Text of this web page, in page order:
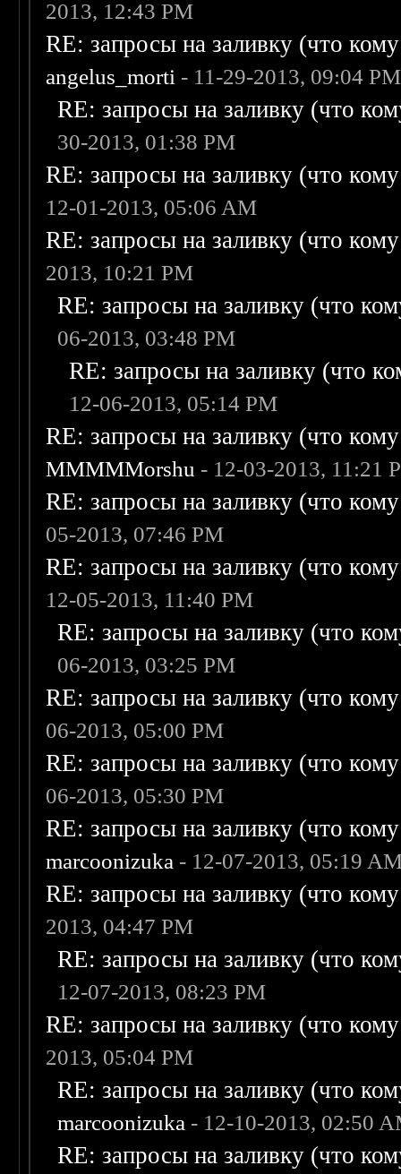
2013, 12:43 PM
RE: запросы на заливку (что
angelus_morti - 11-29-2013, 09:04 PM
RE: запросы на заливку (что
30-2013, 01:38 PM
RE: запросы на заливку (что
12-01-2013, 05:06 AM
RE: запросы на заливку (что
2013, 10:21 PM
RE: запросы на заливку (что
06-2013, 03:48 PM
RE: запросы на заливку (что
12-06-2013, 05:14 PM
RE: запросы на заливку (что
MMMMMorshu - 12-03-2013, 11:21
RE: запросы на заливку (что
05-2013, 07:46 PM
RE: запросы на заливку (что
12-05-2013, 11:40 PM
RE: запросы на заливку (что
06-2013, 03:25 PM
RE: запросы на заливку (что
06-2013, 05:00 PM
RE: запросы на заливку (что
06-2013, 05:30 PM
RE: запросы на заливку (что
marcoonizuka - 12-07-2013, 05:19
RE: запросы на заливку (что
2013, 04:47 PM
RE: запросы на заливку (что
12-07-2013, 08:23 PM
RE: запросы на заливку (что
2013, 05:04 PM
RE: запросы на заливку (что
marcoonizuka - 12-10-2013, 02:50
RE: запросы на заливку (что